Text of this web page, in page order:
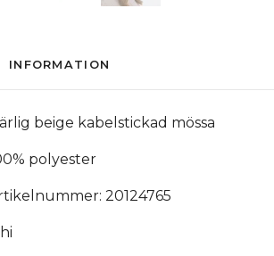
INFORMATION
beige kabelstickad mössa
polyester
20124765